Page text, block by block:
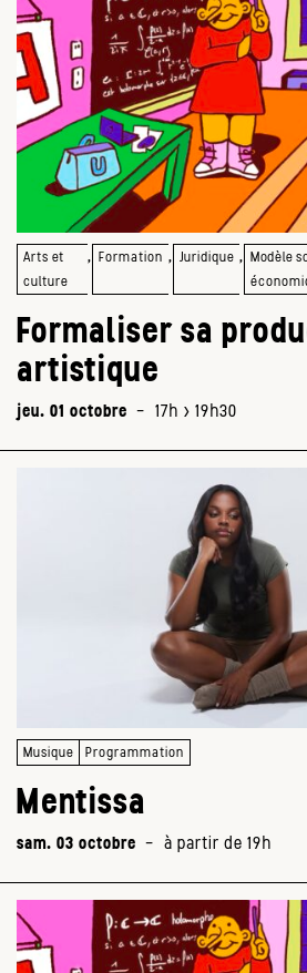
Arts et
culture
, Formation , Juridique , Modèle
Formaliser sa
artistique
jeu. 01 octobre - 17h > 19h30
Musique Programmation
Mentissa
sam. 03 octobre - à partir de 19h